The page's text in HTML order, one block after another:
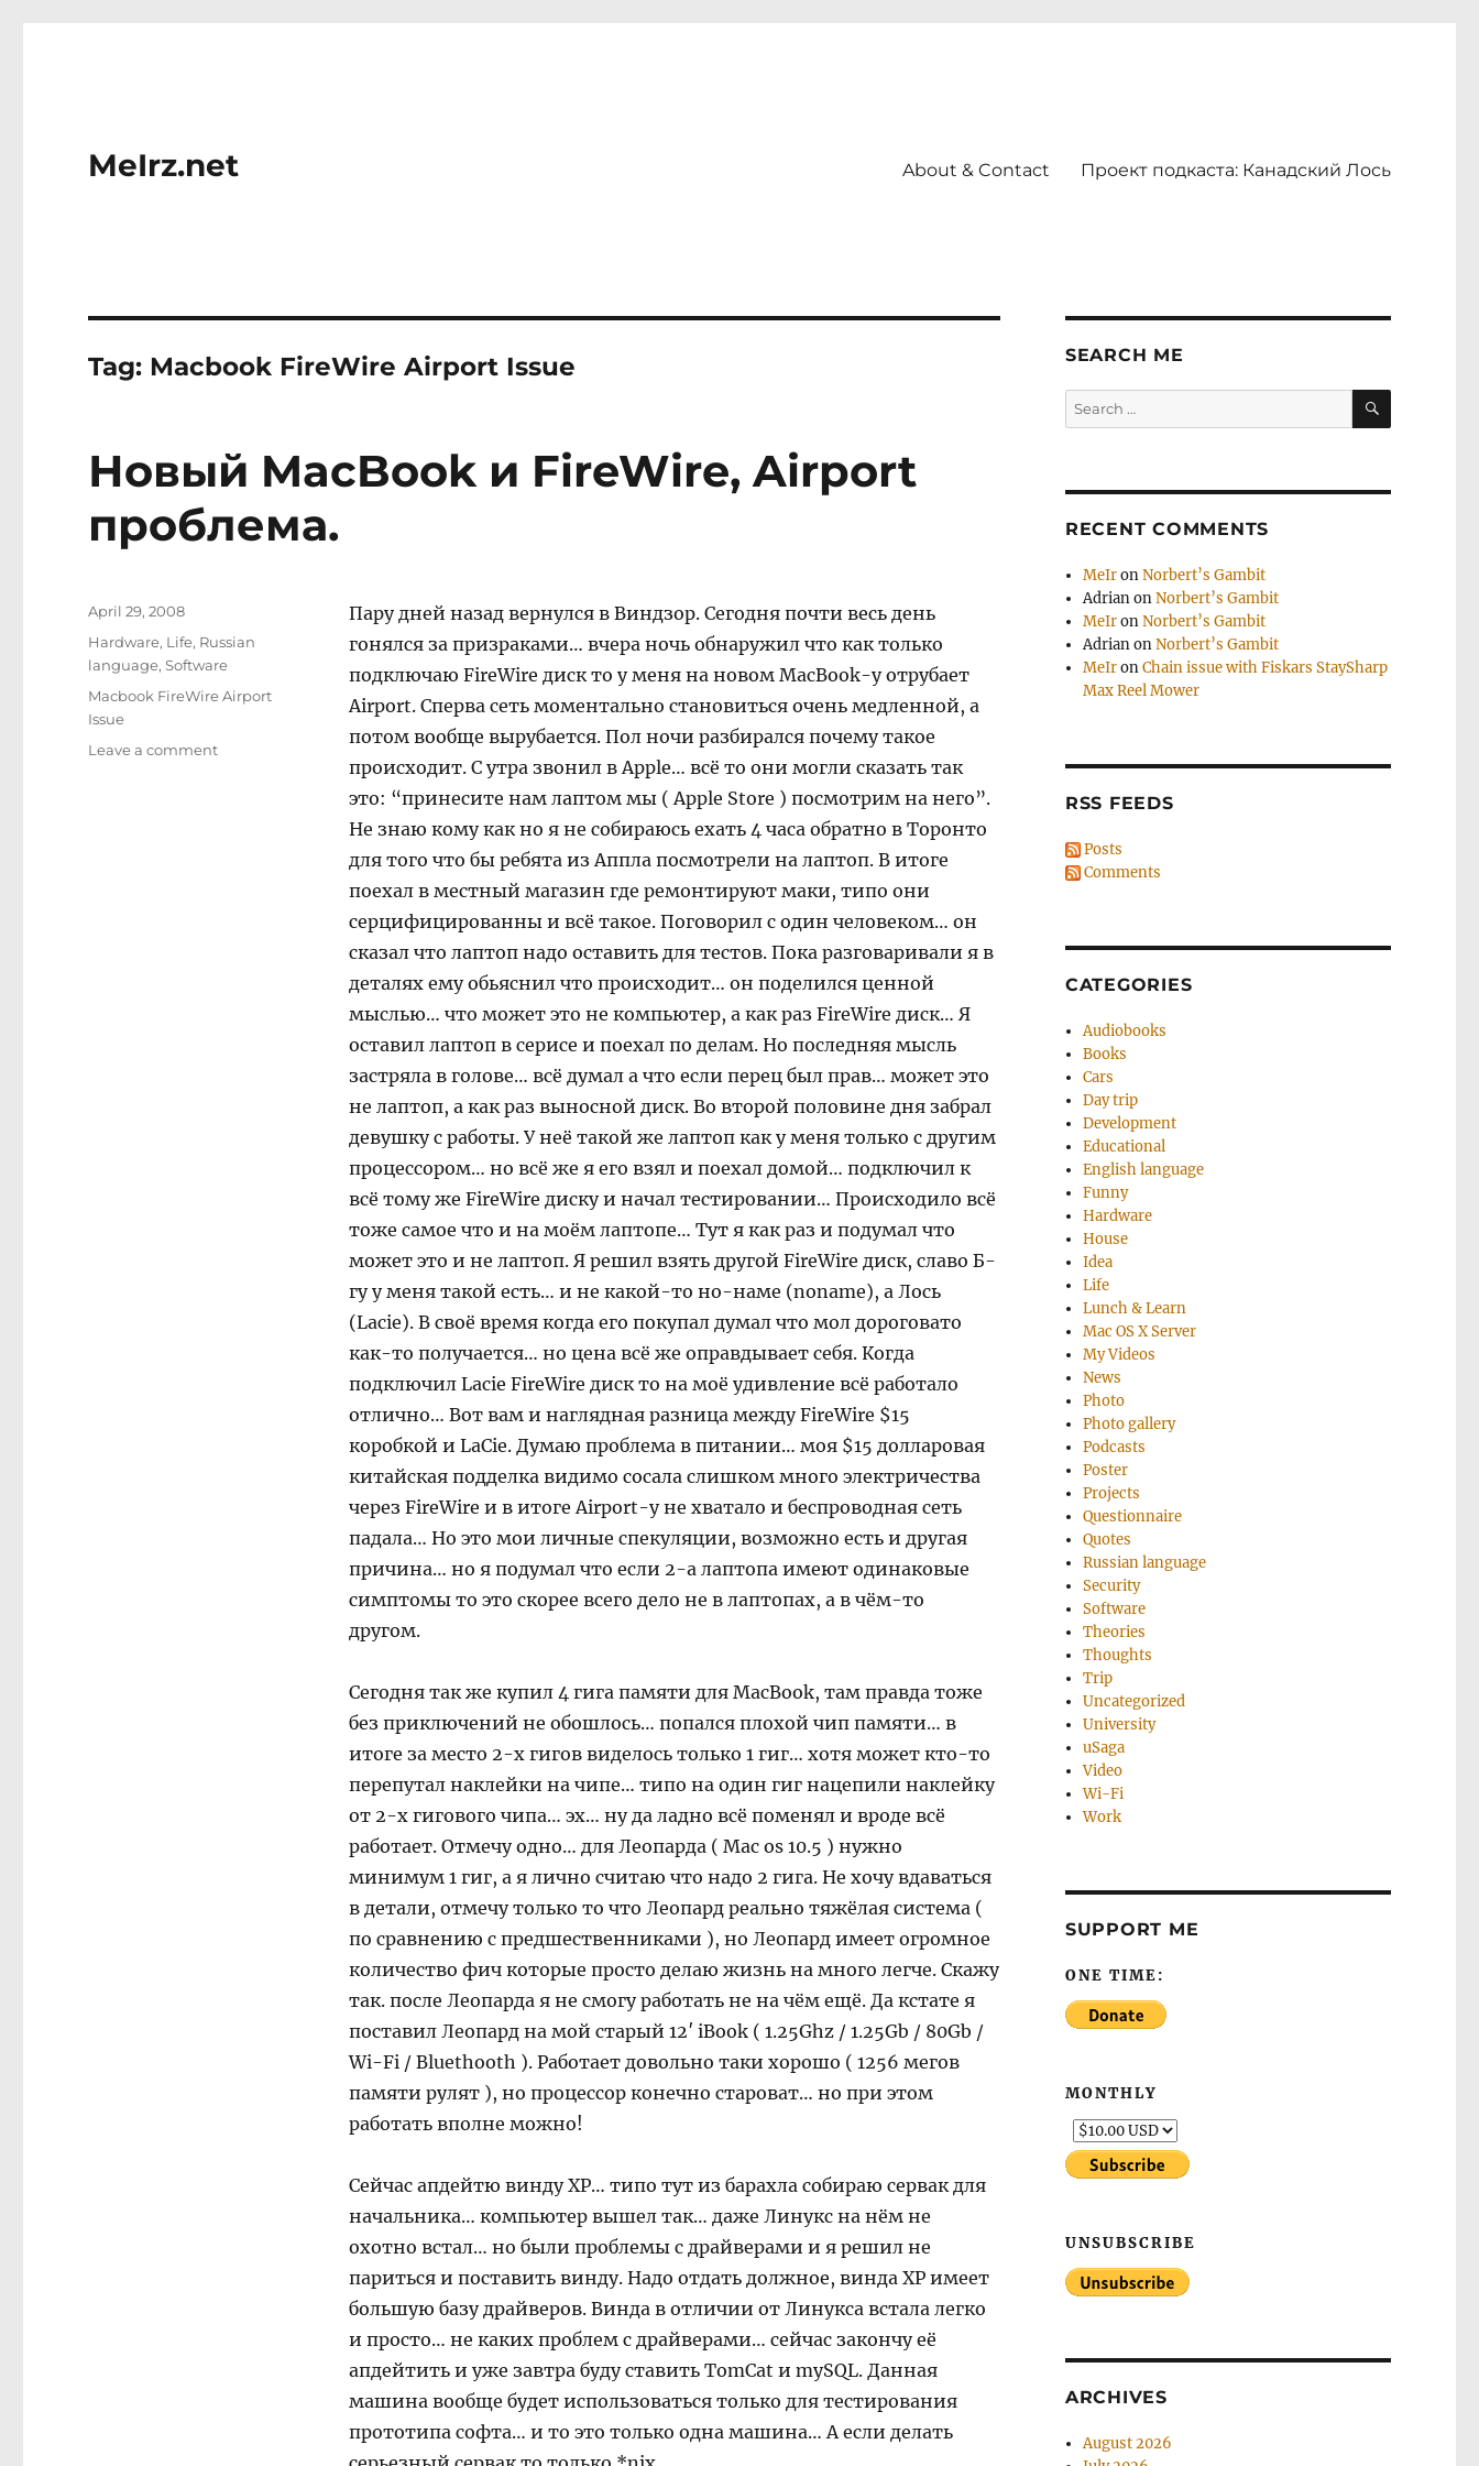
MeIrz.net About & Contact Проект подкаста: Канадский Лось
Tag: Macbook FireWire Airport Issue
Новый MacBook и FireWire, Airport
проблема.
Пару дней назад вернулся в Виндзор. Сегодня почти весь день
гонялся за призраками… вчера ночь обнаружил что как только
подключаю FireWire диск то у меня на новом MacBook-у отрубает
Airport. Сперва сеть моментально становиться очень медленной, а
потом вообще вырубается. Пол ночи разбирался почему такое
происходит. С утра звонил в Apple… всё то они могли сказать так
это: “принесите нам лаптом мы ( Apple Store ) посмотрим на него”.
Не знаю кому как но я не собираюсь ехать 4 часа обратно в Торонто
для того что бы ребята из Аппла посмотрели на лаптоп. В итоге
поехал в местный магазин где ремонтируют маки, типо они
серцифицированны и всё такое. Поговорил с один человеком… он
сказал что лаптоп надо оставить для тестов. Пока разговаривали я в
деталях ему обьяснил что происходит… он поделился ценной
мыслью… что может это не компьютер, а как раз FireWire диск… Я
оставил лаптоп в серисе и поехал по делам. Но последняя мысль
застряла в голове… всё думал а что если перец был прав… может это
не лаптоп, а как раз выносной диск. Во второй половине дня забрал
девушку с работы. У неё такой же лаптоп как у меня только с другим
процессором… но всё же я его взял и поехал домой… подключил к
всё тому же FireWire диску и начал тестировании… Происходило всё
тоже самое что и на моём лаптопе… Тут я как раз и подумал что
может это и не лаптоп. Я решил взять другой FireWire диск, славо Б-
гу у меня такой есть… и не какой-то но-наме (noname), а Лось
(Lacie). В своё время когда его покупал думал что мол дороговато
как-то получается… но цена всё же оправдывает себя. Когда
подключил Lacie FireWire диск то на моё удивление всё работало
отлично… Вот вам и наглядная разница между FireWire $15
коробкой и LaCie. Думаю проблема в питании… моя $15 долларовая
китайская подделка видимо сосала слишком много электричества
через FireWire и в итоге Airport-у не хватало и беспроводная сеть
падала… Но это мои личные спекуляции, возможно есть и другая
причина… но я подумал что если 2-а лаптопа имеют одинаковые
симптомы то это скорее всего дело не в лаптопах, а в чём-то
другом.
Сегодня так же купил 4 гига памяти для MacBook, там правда тоже
без приключений не обошлось… попался плохой чип памяти… в
итоге за место 2-х гигов виделось только 1 гиг… хотя может кто-то
перепутал наклейки на чипе… типо на один гиг нацепили наклейку
от 2-х гигового чипа… эх… ну да ладно всё поменял и вроде всё
работает. Отмечу одно… для Леопарда ( Mac os 10.5 ) нужно
минимум 1 гиг, а я лично считаю что надо 2 гига. Не хочу вдаваться
в детали, отмечу только то что Леопард реально тяжёлая система (
по сравнению с предшественниками ), но Леопард имеет огромное
количество фич которые просто делаю жизнь на много легче. Скажу
так. после Леопарда я не смогу работать не на чём ещё. Да кстате я
поставил Леопард на мой старый 12′ iBook ( 1.25Ghz / 1.25Gb / 80Gb /
Wi-Fi / Bluethooth ). Работает довольно таки хорошо ( 1256 мегов
памяти рулят ), но процессор конечно староват… но при этом
работать вполне можно!
Сейчас апдейтю винду XP… типо тут из барахла собираю сервак для
начальника… компьютер вышел так… даже Линукс на нём не
охотно встал… но были проблемы с драйверами и я решил не
париться и поставить винду. Надо отдать должное, винда XP имеет
большую базу драйверов. Винда в отличии от Линукса встала легко
и просто… не каких проблем с драйверами… сейчас закончу её
апдейтить и уже завтра буду ставить TomCat и mySQL. Данная
машина вообще будет использоваться только для тестирования
прототипа софта… и то это только одна машина… А если делать
Posted
April 29, 2008
Categories
Hardware, Life, Russian
language,Software
Tags
Macbook FireWire Airport
Issue
Leave a commenton
SEARCH ME
Search
for:
SEARCH
RECENT COMMENTS
MeIronNorbert’s Gambit
AdrianonNorbert’s Gambit
MeIronNorbert’s Gambit
AdrianonNorbert’s Gambit
MeIronChain issue with Fiskars StaySharp
Max Reel Mower
RSS FEEDS
Posts
Comments
CATEGORIES
Audiobooks
Books
Cars
Day trip
Development
Educational
English language
Funny
Hardware
House
Idea
Life
Lunch & Learn
Mac OS X Server
My Videos
News
Photo
Photo gallery
Podcasts
Poster
Projects
Questionnaire
Quotes
Russian language
Security
Software
Theories
Thoughts
Trip
Uncategorized
University
uSaga
Video
Wi-Fi
Work
SUPPORT ME
ONE TIME:
MONTHLY
UNSUBSCRIBE
ARCHIVES
August 2026